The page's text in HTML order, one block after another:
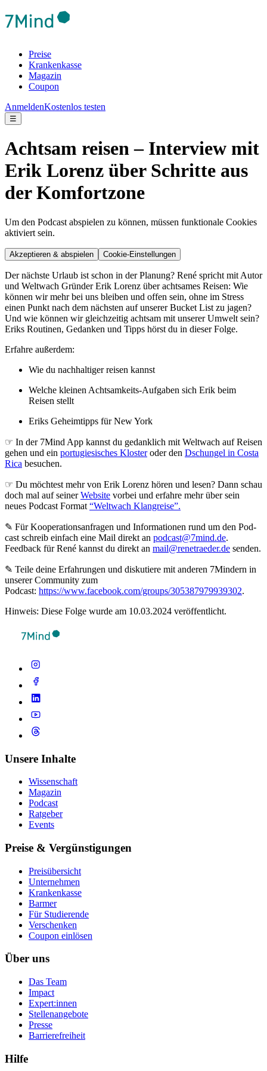
Preise
Krankenkasse
Magazin
Coupon
AnmeldenKostenlos testen
☰
Achtsam reisen – Interview mit
Erik Lorenz über Schritte aus
der Komfortzone
Um den Podcast abspielen zu können, müssen funktionale Cookies
aktiviert sein.
Akzeptieren & abspielen Cookie-Einstellungen
Der nächste Urlaub ist schon in der Planung? René spricht mit Autor
und Weltwach Gründer Erik Lorenz über achtsames Reisen: Wie
können wir mehr bei uns bleiben und offen sein, ohne im Stress
einen Punkt nach dem nächsten auf unserer Bucket List zu jagen?
Und wie können wir gleichzeitig achtsam mit unserer Umwelt sein?
Eriks Routinen, Gedanken und Tipps hörst du in dieser Folge.
Erfahre außerdem:
Wie du nachhaltiger reisen kannst
Welche kleinen Achtsamkeits-Aufgaben sich Erik beim
Reisen stellt
Eriks Geheimtipps für New York
☞ In der 7Mind App kannst du gedanklich mit Weltwach auf Reisen
gehen und ein portugiesisches Klosteroder den Dschungel in Costa
Rica besuchen.
☞ Du möchtest mehr von Erik Lorenz hören und lesen? Dann schau
doch mal auf seinerWebsite vorbei und erfahre mehr über sein
neues Podcast Format “Weltwach Klangreise”.
✎ Für Koope­ra­ti­ons­an­fra­gen und Infor­ma­tio­nen rund um den Pod­
cast schreib ein­fach eine Mail direkt an podcast@7mind.de.
Feedback für René kannst du direkt an mail@renetraeder.de senden.
✎ Teile deine Erfahrungen und diskutiere mit anderen 7Mindern in
unserer Community zum
Podcast: https://www.facebook.com/groups/305387979939302.
Hinweis: Diese Folge wurde am 10.03.2024 veröffentlicht.
Unsere Inhalte
Wissenschaft
Magazin
Podcast
Ratgeber
Events
Preise & Vergünstigungen
Preisübersicht
Unternehmen
Krankenkasse
Barmer
Für Studierende
Ver­schen­ken
Coupon einlösen
Über uns
Das Team
Impact
Expert:innen
Stellenangebote
Presse
Barrierefreiheit
Hilfe